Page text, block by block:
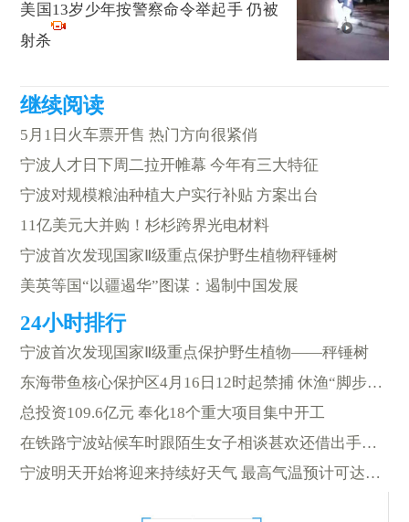
美国13岁少年按警察命令举起手 仍被
射杀
5月1日火车票开售 热门方向很紧俏
宁波人才日下周二拉开帷幕 今年有三大特征
宁波对规模粮油种植大户实行补贴 方案出台
11亿美元大并购！杉杉跨界光电材料
宁波首次发现国家Ⅱ级重点保护野生植物秤锤树
美英等国“以疆遏华”图谋：遏制中国发展
宁波首次发现国家Ⅱ级重点保护野生植物——秤锤树
东海带鱼核心保护区4月16日12时起禁捕 休渔“脚步”近了
总投资109.6亿元 奉化18个重大项目集中开工
在铁路宁波站候车时跟陌生女子相谈甚欢还借出手机？结果……
宁波明天开始将迎来持续好天气 最高气温预计可达24℃左右